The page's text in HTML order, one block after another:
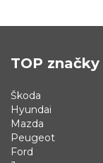
TOP značky
Škoda
Hyundai
Mazda
Peugeot
Ford